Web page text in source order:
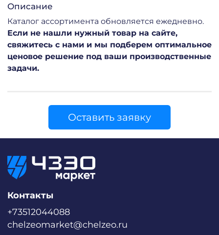
Описание
Каталог ассортимента обновляется ежедневно.
Если не нашли нужный товар на сайте,
свяжитесь с нами и мы подберем оптимальное
ценовое решение под ваши производственные
задачи.
Оставить заявку
Контакты
+73512044088
chelzeomarket@chelzeo.ru